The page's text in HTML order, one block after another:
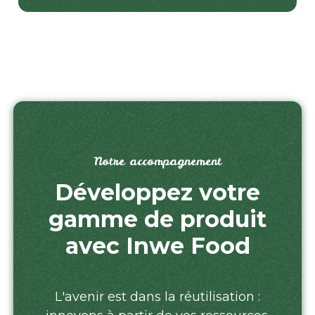
Notre accompagnement
Développez votre
gamme de produit
avec Inwe Food
L'avenir est dans la réutilisation :